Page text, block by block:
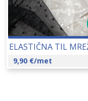
9,90 €/met